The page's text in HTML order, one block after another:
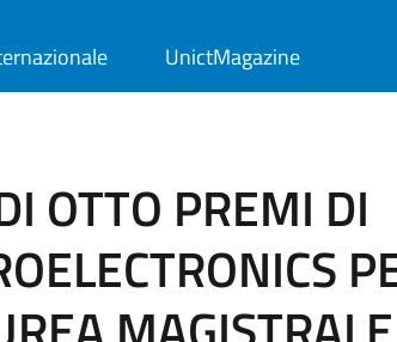
UnictMagazine
OTTO PREMI DI